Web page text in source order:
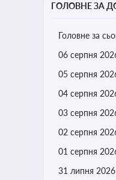
ГОЛОВНЕ ЗА
Головне за
06 серпня
05 серпня
04 серпня
03 серпня
02 серпня
01 серпня
31 липня 2026